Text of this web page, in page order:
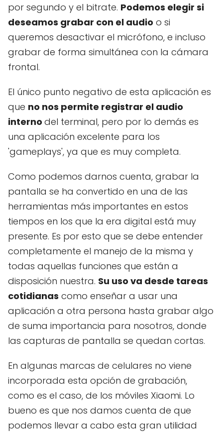
por segundo y el bitrate. Podemos elegir si
deseamos grabar con el audio o si
queremos desactivar el micrófono, e incluso
grabar de forma simultánea con la cámara
frontal.
El único punto negativo de esta aplicación es
que no nos permite registrar el audio
interno del terminal, pero por lo demás es
una aplicación excelente para los
'gameplays', ya que es muy completa.
Como podemos darnos cuenta, grabar la
pantalla se ha convertido en una de las
herramientas más importantes en estos
tiempos en los que la era digital está muy
presente. Es por esto que se debe entender
completamente el manejo de la misma y
todas aquellas funciones que están a
disposición nuestra. Su uso va desde tareas
cotidianas como enseñar a usar una
aplicación a otra persona hasta grabar algo
de suma importancia para nosotros, donde
las capturas de pantalla se quedan cortas.
En algunas marcas de celulares no viene
incorporada esta opción de grabación,
como es el caso, de los móviles Xiaomi. Lo
bueno es que nos damos cuenta de que
podemos llevar a cabo esta gran utilidad